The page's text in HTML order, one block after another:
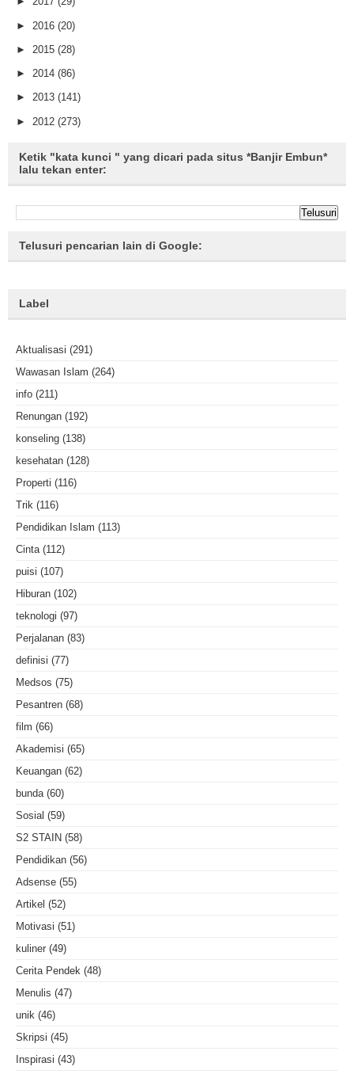
► 2016 (20)
► 2015 (28)
► 2014 (86)
► 2013 (141)
► 2012 (273)
Ketik "kata kunci " yang dicari pada situs *Banjir Embun*
lalu tekan enter:
Telusuri pencarian lain di Google:
Label
Aktualisasi (291)
Wawasan Islam (264)
info (211)
Renungan (192)
konseling (138)
kesehatan (128)
Properti (116)
Trik (116)
Pendidikan Islam (113)
Cinta (112)
puisi (107)
Hiburan (102)
teknologi (97)
Perjalanan (83)
definisi (77)
Medsos (75)
Pesantren (68)
film (66)
Akademisi (65)
Keuangan (62)
bunda (60)
Sosial (59)
S2 STAIN (58)
Pendidikan (56)
Adsense (55)
Artikel (52)
Motivasi (51)
kuliner (49)
Cerita Pendek (48)
Menulis (47)
unik (46)
Skripsi (45)
Inspirasi (43)